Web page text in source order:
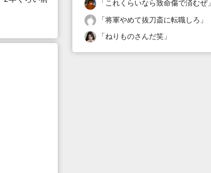
「これくらいなら致命傷で済むぜ」
「将軍やめて抜刀斎に転職しろ 」
「ねりものさんだ笑 」